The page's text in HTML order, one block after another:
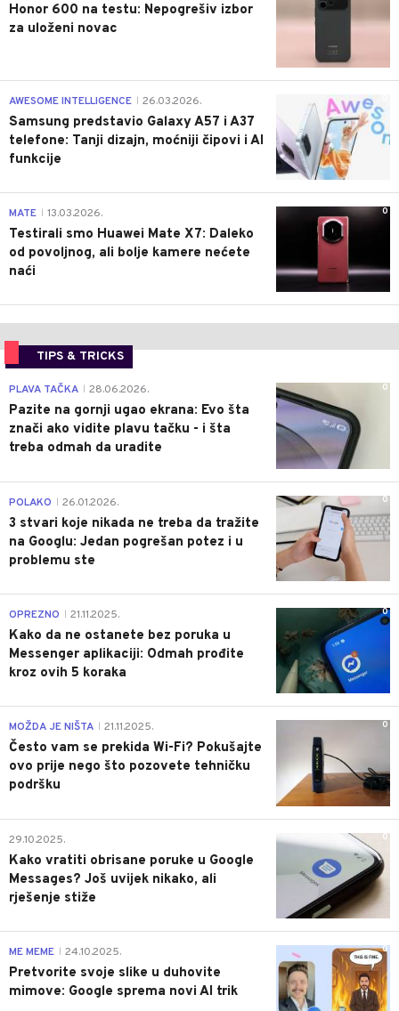
Honor 600 na testu: Nepogrešiv izbor
za uloženi novac
AWESOME INTELLIGENCE 26.03.2026.
Samsung predstavio Galaxy A57 i A37
telefone: Tanji dizajn, moćniji čipovi i AI
funkcije
0
MATE 13.03.2026.
Testirali smo Huawei Mate X7: Daleko
od povoljnog, ali bolje kamere nećete
naći
TIPS & TRICKS
0
PLAVA TAČKA 28.06.2026.
Pazite na gornji ugao ekrana: Evo šta
znači ako vidite plavu tačku - i šta
treba odmah da uradite
0
POLAKO 26.01.2026.
3 stvari koje nikada ne treba da tražite
na Googlu: Jedan pogrešan potez i u
problemu ste
0
OPREZNO 21.11.2025.
Kako da ne ostanete bez poruka u
Messenger aplikaciji: Odmah prođite
kroz ovih 5 koraka
0
MOŽDA JE NIŠTA 21.11.2025.
Često vam se prekida Wi-Fi? Pokušajte
ovo prije nego što pozovete tehničku
podršku
0
29.10.2025.
Kako vratiti obrisane poruke u Google
Messages? Još uvijek nikako, ali
rješenje stiže
0
ME MEME 24.10.2025.
Pretvorite svoje slike u duhovite
mimove: Google sprema novi AI trik